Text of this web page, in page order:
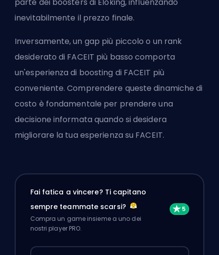
inevitabilmente il prezzo finale.
Inversamente, un gap più piccolo o un rank
desiderato di FACEIT più basso comporta
un'esperienza di boosting di FACEIT più
conveniente. Comprendere queste dinamiche di
costo è fondamentale per prendere una
decisione informata quando si desidera
migliorare la tua esperienza su FACEIT.
Fai fatica a vincere? Ti capitano
sempre teammate scarsi?
Compra un game insieme a uno dei
nostri player PRO.